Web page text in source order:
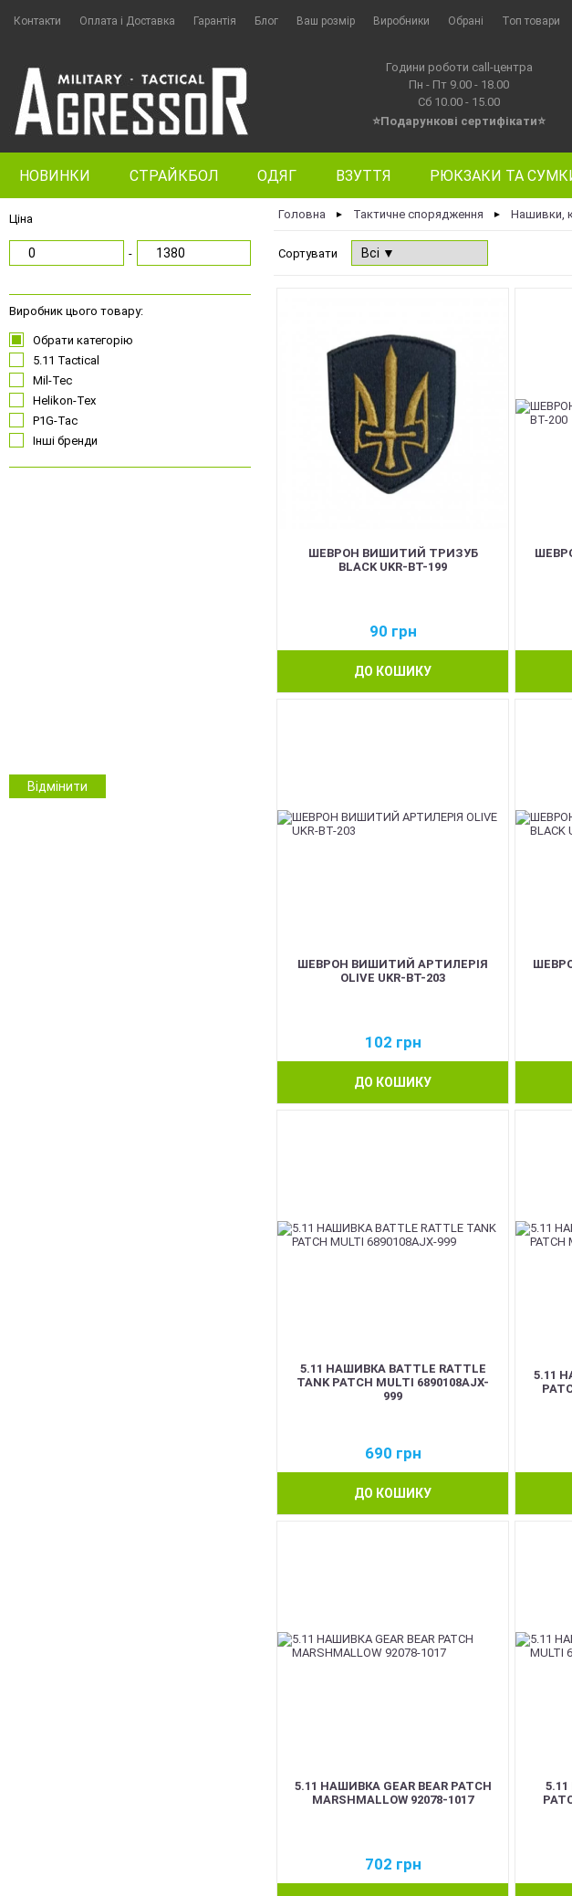
Контакти Оплата i Доставка Гарантія Блог Ваш розмір Виробники Обрані Топ товари
Години роботи call-центра
Пн - Пт 9.00 - 18.00
Сб 10.00 - 15.00
⭐Подарункові сертифікати⭐
НОВИНКИ СТРАЙКБОЛ ОДЯГ ВЗУТТЯ РЮКЗАКИ ТА
Ціна
-
Виробник цього товару:
Обрати категорію
5.11 Tactical
Mil-Tec
Helikon-Tex
P1G-Tac
Інші бренди
Зимовий камуфляж
Камуфляж
Відмінити
Головна ► Тактичне спорядження ► Нашивки,
Сортувати
ШЕВРОН ВИШИТИЙ ТРИЗУБ
BLACK UKR-BT-199
90 грн
ДО КОШИКУ
ШЕВРОН ВИШИТИЙ АРТИЛЕРІЯ
OLIVE UKR-BT-203
102 грн
ДО КОШИКУ
5.11 НАШИВКА BATTLE RATTLE
TANK PATCH MULTI 6890108AJX-
999
690 грн
ДО КОШИКУ
5.11
5.11 НАШИВКА GEAR BEAR PATCH
MARSHMALLOW 92078-1017
702 грн